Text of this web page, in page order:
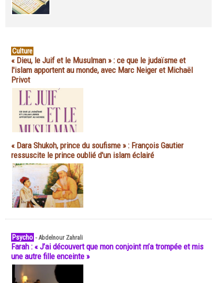
Culture
« Dieu, le Juif et le Musulman » : ce que le judaïsme et
l'islam apportent au monde, avec Marc Neiger et Michaël
Privot
« Dara Shukoh, prince du soufisme » : François Gautier
ressuscite le prince oublié d'un islam éclairé
Psycho -Abdelnour Zahrali
Farah : « J’ai découvert que mon conjoint m’a trompée et mis
une autre fille enceinte »